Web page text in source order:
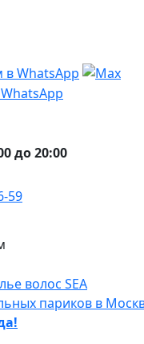
до 20:00
59
париков в